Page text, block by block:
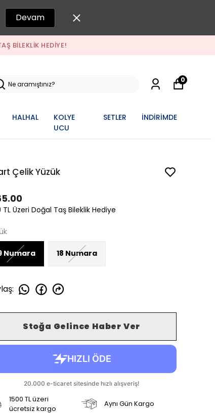
Devam
BILEKLIK HEDIYE!
HALHAL
KOLYE
UCU
SETLER İNDİRİMDE
0
Çelik Yüzük
TL Üzeri Doğal Taş Bileklik Hediye
Numara 18 Numara
:
Stoğa Gelince Haber Ver
1500 TL üzeri
ücretsiz kargo
Aynı Gün Kargo